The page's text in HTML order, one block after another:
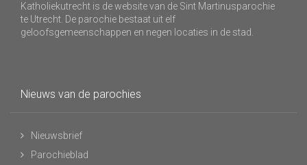
Katholiekutrecht is de website van de Sint Martinusparochie
te Utrecht. De parochie bestaat uit elf
geloofsgemeenschappen en negen locaties in de stad.
Nieuws van de parochies
Nieuwsbrief
Parochieblad